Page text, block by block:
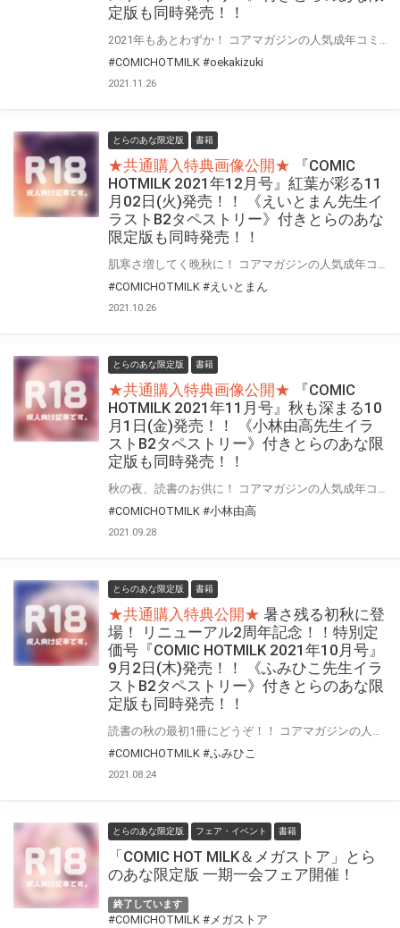
定版も同時発売！！
#COMICHOTMILK #oekakizuki
2021.11.26
とらのあな限定版 書籍
★共通購入特典画像公開★
『COMIC
HOTMILK 2021年12月号』紅葉が彩る11
月02日(火)発売！！ 《えいとまん先生イ
ラストB2タペストリー》付きとらのあな
限定版も同時発売！！
#COMICHOTMILK #えいとまん
2021.10.26
とらのあな限定版 書籍
★共通購入特典画像公開★
『COMIC
HOTMILK 2021年11月号』秋も深まる10
月1日(金)発売！！ 《小林由高先生イラ
ストB2タペストリー》付きとらのあな限
定版も同時発売！！
#COMICHOTMILK #小林由高
2021.09.28
とらのあな限定版 書籍
★共通購入特典公開★ 暑さ残る初秋に登
場！ リニューアル2周年記念！！特別定
価号『COMIC HOTMILK 2021年10月号』
9月2日(木)発売！！ 《ふみひこ先生イラ
ストB2タペストリー》付きとらのあな限
定版も同時発売！！
#COMICHOTMILK #ふみひこ
2021.08.24
とらのあな限定版 フェア・イベント 書籍
「COMIC HOT MILK＆メガストア」とら
のあな限定版 一期一会フェア開催！
終了しています
#COMICHOTMILK #メガストア